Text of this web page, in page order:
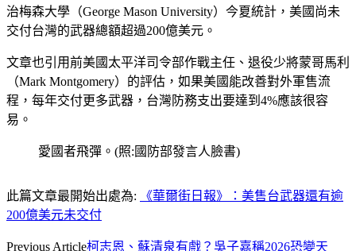
治梅森大學（George Mason University）今夏統計，美國尚未
交付台灣的武器總額超過200億美元。
文章也引用前美國太平洋司令部作戰主任、退役少將蒙哥馬利
（Mark Montgomery）的評估，如果美國能改善對外軍售流
程，每年交付更多武器，台灣防務支出要達到4%應該很容
易。
愛國者飛彈。(照:國防部發言人臉書)
此篇文章最開始出處為:
《華爾街日報》：美售台武器還有逾
200億美元未交付
Previous Article柯志恩、蘇清泉有戲？吳子嘉稱2026恐變天